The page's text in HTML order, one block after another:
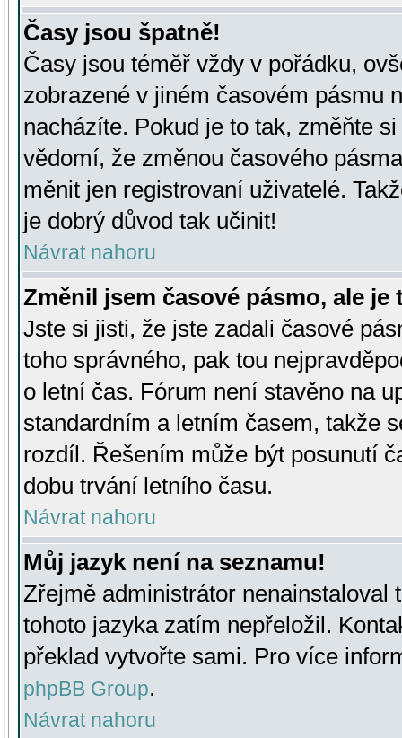
Časy jsou špatně!
Časy jsou téměř vždy v pořádku,
zobrazené v jiném časovém pásmu
nacházíte. Pokud je to tak, změňte
vědomí, že změnou časového
měnit jen registrovaní uživatelé.
je dobrý důvod tak učinit!
Návrat nahoru
Změnil jsem časové pásmo, ale je
Jste si jisti, že jste zadali časové
toho správného, pak tou
o letní čas. Fórum není stavěno na
standardním a letním časem, takže
rozdíl. Řešením může být posunutí
dobu trvání letního času.
Návrat nahoru
Můj jazyk není na seznamu!
Zřejmě administrátor nenainstaloval
tohoto jazyka zatím nepřeložil.
překlad vytvořte sami. Pro více
phpBB Group.
Návrat nahoru